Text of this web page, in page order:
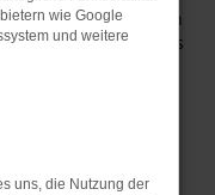
nicht weit. Wir bieten
Neuwagen als
erhalten Sie bei
auch in Form eines
die Ihnen das
wie Google
und weitere
uns, die Nutzung der